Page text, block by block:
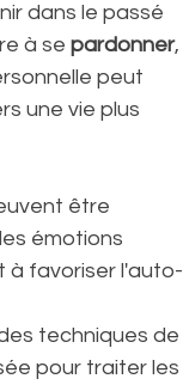
dans le passé
à se pardonner,
peut
une vie plus
être
émotions
à favoriser l'auto-
techniques de
pour traiter les